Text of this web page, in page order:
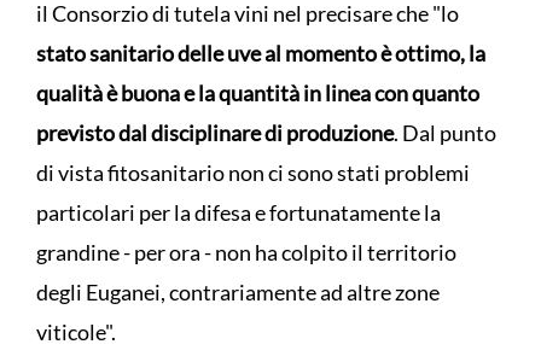
il Consorzio di tutela vini nel precisare che "lo
stato sanitario delle uve al momento è ottimo, la
qualità è buona e la quantità in linea con quanto
previsto dal disciplinare di produzione. Dal punto
di vista fitosanitario non ci sono stati problemi
particolari per la difesa e fortunatamente la
grandine - per ora - non ha colpito il territorio
degli Euganei, contrariamente ad altre zone
viticole".